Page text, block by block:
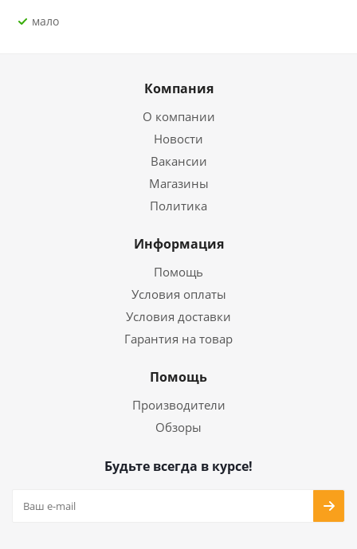
Мало
Компания
О компании
Новости
Вакансии
Магазины
Политика
Информация
Помощь
Условия оплаты
Условия доставки
Гарантия на товар
Помощь
Производители
Обзоры
Будьте всегда в курсе!